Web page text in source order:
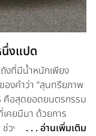
นึ่งแปด
งที่มีน้ำหนักเพียง
งคำว่า “สุนทรียภาพ
คือสุดยอดยนตรกรรม
คยมีมา ด้วยการ
วงล่างปรับแต่งให้มี
. . . อ่านเพิ่มเติม